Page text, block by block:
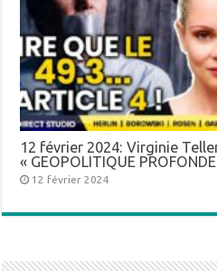
12 février 2024: Virginie
« GEOPOLITIQUE
12 février 2024